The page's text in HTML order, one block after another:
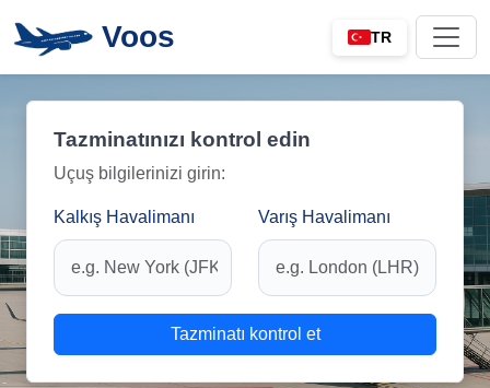
Voos TR
Tazminatınızı kontrol edin
Uçuş bilgilerinizi girin:
Kalkış Havalimanı Varış Havalimanı
Tazminatı kontrol et